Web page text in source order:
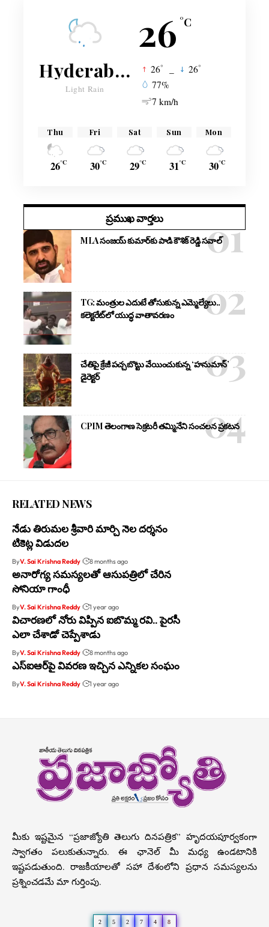
26 °C
Hyderabad
Light Rain
26° 26°
77%
7 km/h
Thu
26°C
Fri
30°C
Sat
29°C
Sun
31°C
Mon
30°C
ప్రముఖ వార్తలు
MLA సంజయ్ కుమార్‌కు పాడి కౌశిక్ రెడ్డి సవాల్
TG: మంత్రుల ఎదుటే తోసుకున్న ఎమ్మెల్యేలు..
కలెక్టరేట్‌లో యుద్ధ వాతావరణం
చేతిపై క్రేజీ పచ్చబొట్టు వేయించుకున్న ‘హనుమాన్’
డైరెక్టర్
CPIM తెలంగాణ సెక్రటరీ తమ్మినేని సంచలన ప్రకటన
RELATED NEWS
నేడు తిరుమల శ్రీవారి మార్చి నెల దర్శనం
టికెట్ల విడుదల
ByV. Sai Krishna Reddy 8 months ago
అనారోగ్య సమస్యలతో ఆసుపత్రిలో చేరిన
సోనియా గాంధీ
ByV. Sai Krishna Reddy 1 year ago
విచారణలో నోరు విప్పిన ఐబొమ్మ రవి.. పైరసీ
ఎలా చేశాడో చెప్పేశాడు
ByV. Sai Krishna Reddy 8 months ago
ఎస్ఐఆర్‌పై వివరణ ఇచ్చిన ఎన్నికల సంఘం
ByV. Sai Krishna Reddy 1 year ago
మీకు ఇష్టమైన “ప్రజాజ్యోతి తెలుగు దినపత్రిక” హృదయపూర్వకంగా
స్వాగతం పలుకుతున్నారు. ఈ ఛానెల్ మీ మధ్య ఉండటానికి
ఇష్టపడుతుంది. రాజకీయాలతో సహా దేశంలోని ప్రధాన సమస్యలను
ప్రశ్నించడమే మా గుర్తింపు.
2 5 2 7 4 8